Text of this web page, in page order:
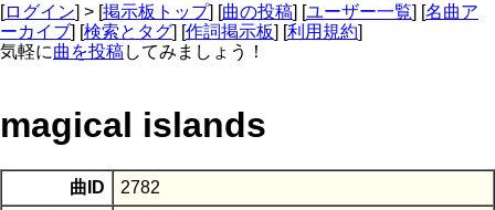
[ログイン] > [掲示板トップ] [曲の投稿] [ユーザー一覧] [名曲ア
ーカイブ] [検索とタグ] [作詞掲示板] [利用規約]
気軽に曲を投稿してみましょう！
magical islands
曲ID
2782